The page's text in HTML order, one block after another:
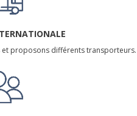
proposons différents transporteurs.